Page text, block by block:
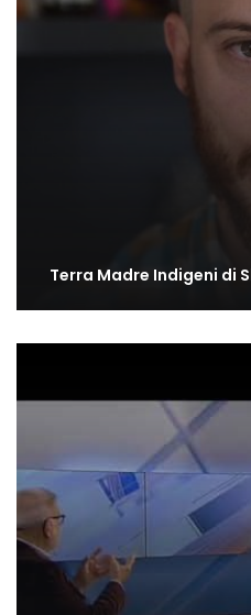
Terra Madre Indigeni di